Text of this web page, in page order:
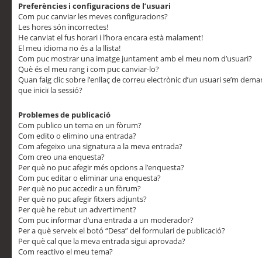
Preferències i configuracions de l’usuari
Com puc canviar les meves configuracions?
Les hores són incorrectes!
He canviat el fus horari i l’hora encara està malament!
El meu idioma no és a la llista!
Com puc mostrar una imatge juntament amb el meu nom d’usuari?
Què és el meu rang i com puc canviar-lo?
Quan faig clic sobre l’enllaç de correu electrònic d’un usuari se’m
que iniciï la sessió?
Problemes de publicació
Com publico un tema en un fòrum?
Com edito o elimino una entrada?
Com afegeixo una signatura a la meva entrada?
Com creo una enquesta?
Per què no puc afegir més opcions a l’enquesta?
Com puc editar o eliminar una enquesta?
Per què no puc accedir a un fòrum?
Per què no puc afegir fitxers adjunts?
Per què he rebut un advertiment?
Com puc informar d’una entrada a un moderador?
Per a què serveix el botó “Desa” del formulari de publicació?
Per què cal que la meva entrada sigui aprovada?
Com reactivo el meu tema?